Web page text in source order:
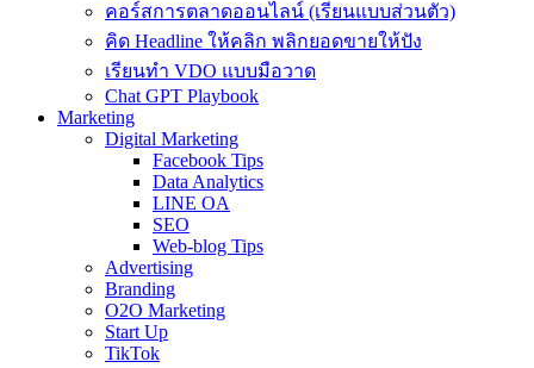
คอร์สการตลาดออนไลน์ (เรียนแบบส่วนตัว)
คิด Headline ให้คลิก พลิกยอดขายให้ปัง
เรียนทำ VDO แบบมือวาด
Chat GPT Playbook
Marketing
Digital Marketing
Facebook Tips
Data Analytics
LINE OA
SEO
Web-blog Tips
Advertising
Branding
O2O Marketing
Start Up
TikTok